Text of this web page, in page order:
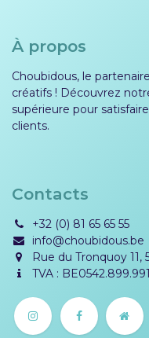
À propos
Choubidous, le
créatifs ! Découvrez
supérieure pour
clients.
Contacts
+32 (0) 81 65 65 55
info@choubidous.be
Rue du Tronquoy
TVA : BE0542.899.991